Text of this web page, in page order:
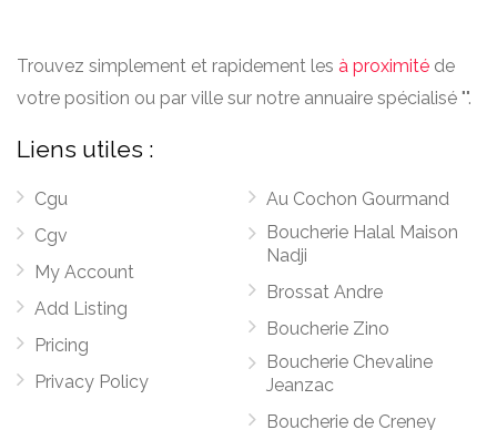
Trouvez simplement et rapidement les à proximité de
votre position ou par ville sur notre annuaire spécialisé "".
Liens utiles :
Cgu
Cgv
My Account
Add Listing
Pricing
Privacy Policy
Au Cochon Gourmand
Boucherie Halal Maison
Nadji
Brossat Andre
Boucherie Zino
Boucherie Chevaline
Jeanzac
Boucherie de Creney